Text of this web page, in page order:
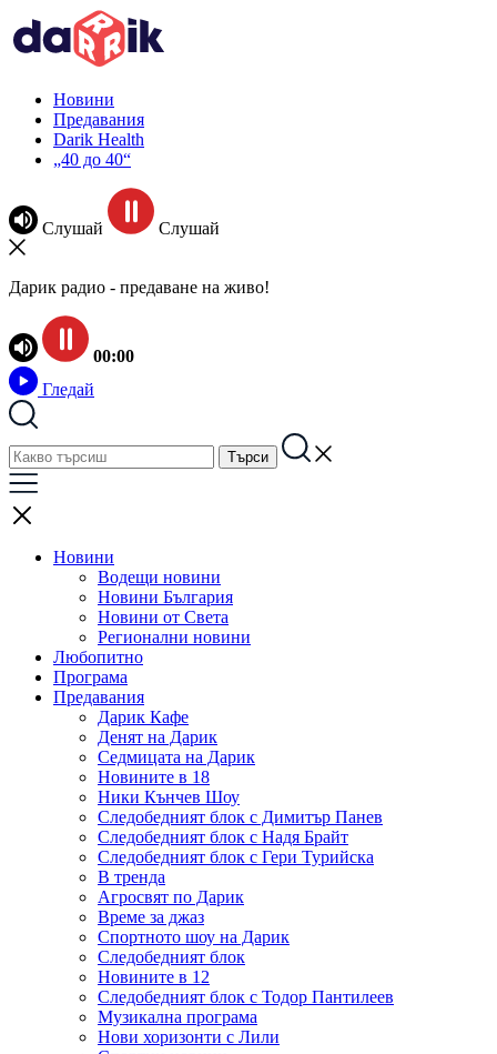
Новини
Предавания
Darik Health
„40 до 40“
Слушай Слушай
Дарик радио - предаване на живо!
00:00
Гледай
Новини
Водещи новини
Новини България
Новини от Света
Регионални новини
Любопитно
Програма
Предавания
Дарик Кафе
Денят на Дарик
Седмицата на Дарик
Новините в 18
Ники Кънчев Шоу
Следобедният блок с Димитър Панев
Следобедният блок с Надя Брайт
Следобедният блок с Гери Турийска
В тренда
Агросвят по Дарик
Време за джаз
Спортното шоу на Дарик
Следобедният блок
Новините в 12
Следобедният блок с Тодор Пантилеев
Музикална програма
Нови хоризонти с Лили